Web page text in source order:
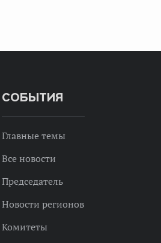
СОБЫТИЯ
Главные темы
Все новости
Председатель
Новости регионов
Комитеты